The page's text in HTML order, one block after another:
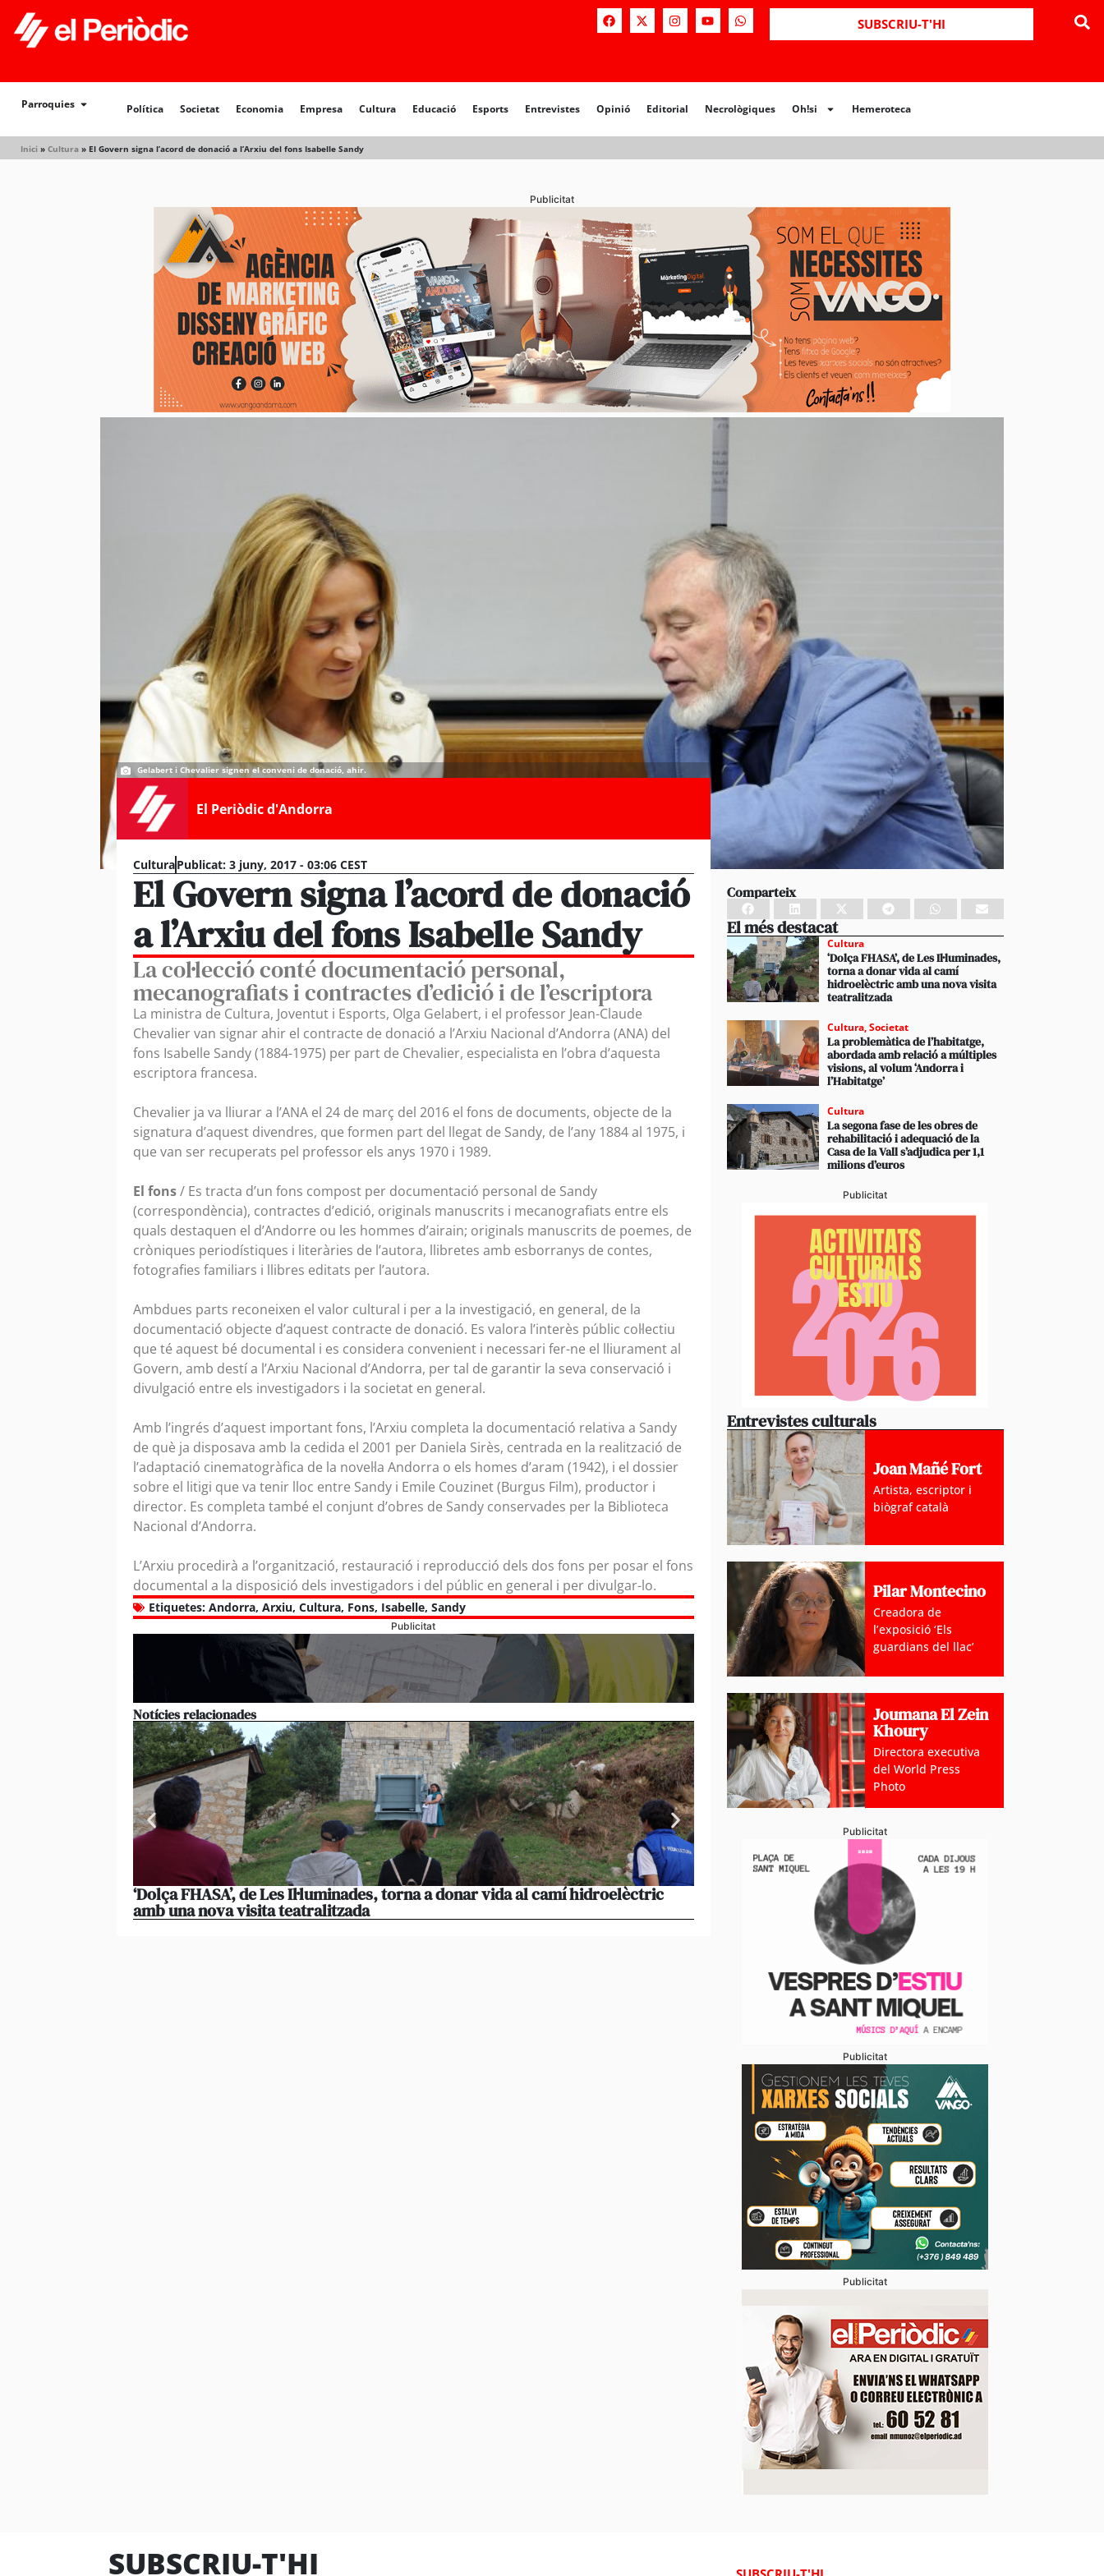
SUBSCRIU-T'HI
Parroquies Política Societat Economia Empresa Cultura Educació Esports Entrevistes Opinió Editorial Necrològiques Oh!si Hemeroteca
Inici » Cultura » El Govern signa l’acord de donació a l’Arxiu del fons Isabelle Sandy
Política Societat Opinió Editorial Necrològiques Hemeroteca
Publicitat
Gelabert i Chevalier signen el conveni de donació, ahir.
El Periòdic d'Andorra
CulturaPublicat: 3 juny, 2017 - 03:06 CEST
El Govern signa l’acord de donació
a l’Arxiu del fons Isabelle Sandy
La col·lecció conté documentació personal,
mecanografiats i contractes d’edició i de l’escriptora
La ministra de Cultura, Joventut i Esports, Olga Gelabert, i el professor Jean-Claude
Chevalier van signar ahir el contracte de donació a l’Arxiu Nacional d’Andorra (ANA) del
fons Isabelle Sandy (1884-1975) per part de Chevalier, especialista en l’obra d’aquesta
escriptora francesa.
Chevalier ja va lliurar a l’ANA el 24 de març del 2016 el fons de documents, objecte de la
signatura d’aquest divendres, que formen part del llegat de Sandy, de l’any 1884 al 1975, i
que van ser recuperats pel professor els anys 1970 i 1989.
El fons/ Es tracta d’un fons compost per documentació personal de Sandy
(correspondència), contractes d’edició, originals manuscrits i mecanografiats entre els
quals destaquen el d’Andorre ou les hommes d’airain; originals manuscrits de poemes, de
cròniques periodístiques i literàries de l’autora, llibretes amb esborranys de contes,
fotografies familiars i llibres editats per l’autora.
Ambdues parts reconeixen el valor cultural i per a la investigació, en general, de la
documentació objecte d’aquest contracte de donació. Es valora l’interès públic col·lectiu
que té aquest bé documental i es considera convenient i necessari fer-ne el lliurament al
Govern, amb destí a l’Arxiu Nacional d’Andorra, per tal de garantir la seva conservació i
divulgació entre els investigadors i la societat en general.
Amb l’ingrés d’aquest important fons, l’Arxiu completa la documentació relativa a Sandy
de què ja disposava amb la cedida el 2001 per Daniela Sirès, centrada en la realització de
l’adaptació cinematogràfica de la novel·la Andorra o els homes d’aram (1942), i el dossier
sobre el litigi que va tenir lloc entre Sandy i Emile Couzinet (Burgus Film), productor i
director. Es completa també el conjunt d’obres de Sandy conservades per la Biblioteca
Nacional d’Andorra.
L’Arxiu procedirà a l’organització, restauració i reproducció dels dos fons per posar el fons
documental a la disposició dels investigadors i del públic en general i per divulgar-lo.
Etiquetes: Andorra, Arxiu, Cultura, Fons, Isabelle, Sandy
Publicitat
Notícies relacionades
‘Dolça FHASA’, de Les Il·luminades, torna a donar vida al camí hidroelèctric
amb una nova visita teatralitzada
La problemàtica de l’habitatge, abordada amb relació a
volum ‘Andorra i l’Habitatge’
Comparteix
El més destacat
Cultura
‘Dolça FHASA’, de Les Il·luminades,
torna a donar vida al camí
hidroelèctric amb una nova visita
teatralitzada
Cultura,Societat
La problemàtica de l’habitatge,
abordada amb relació a múltiples
visions, al volum ‘Andorra i
l’Habitatge’
Cultura
La segona fase de les obres de
rehabilitació i adequació de la
Casa de la Vall s’adjudica per 1,1
milions d’euros
Publicitat
Entrevistes culturals
Joan Mañé Fort
Artista, escriptor i
biògraf català
Pilar Montecino
Creadora de
l’exposició ‘Els
guardians del llac’
Joumana El Zein
Khoury
Directora executiva
del World Press
Photo
Publicitat
Publicitat
Publicitat
SUBSCRIU-T'HI